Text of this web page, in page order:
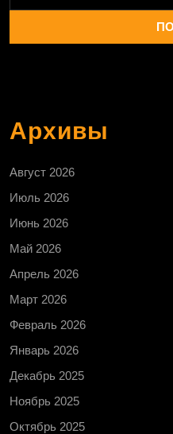
Архивы
Август 2026
Июль 2026
Июнь 2026
Май 2026
Апрель 2026
Март 2026
Февраль 2026
Январь 2026
Декабрь 2025
Ноябрь 2025
Октябрь 2025